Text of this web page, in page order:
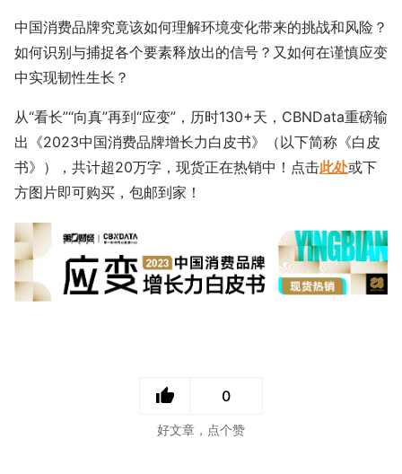
中国消费品牌究竟该如何理解环境变化带来的挑战和风险？
如何识别与捕捉各个要素释放出的信号？又如何在谨慎应变
中实现韧性生长？
从“看长”“向真”再到“应变”，历时130+天，CBNData重磅输
出《2023中国消费品牌增长力白皮书》（以下简称《白皮
书》），共计超20万字，现货正在热销中！点击此处或下
方图片即可购买，包邮到家！
0
好文章，点个赞